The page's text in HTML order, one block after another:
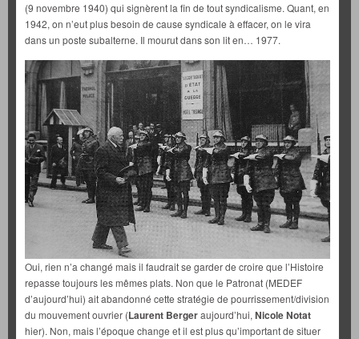
(9 novembre 1940) qui signèrent la fin de tout syndicalisme. Quant, en
1942, on n’eut plus besoin de cause syndicale à effacer, on le vira
dans un poste subalterne. Il mourut dans son lit en… 1977.
Oui, rien n’a changé mais il faudrait se garder de croire que l’Histoire
repasse toujours les mêmes plats. Non que le Patronat (MEDEF
d’aujourd’hui) ait abandonné cette stratégie de pourrissement/division
du mouvement ouvrier (Laurent Bergeraujourd’hui, Nicole Notat
hier). Non, mais l’époque change et il est plus qu’important de situer